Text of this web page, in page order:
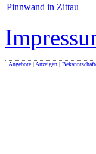
Pinnwand in Zittau
Angebote| Anzeigen|